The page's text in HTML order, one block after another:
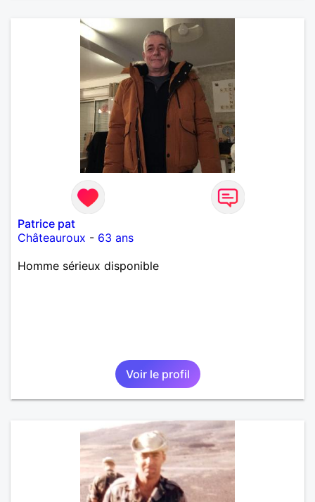
Patrice pat
Châteauroux - 63 ans
Homme sérieux disponible
Voir le profil